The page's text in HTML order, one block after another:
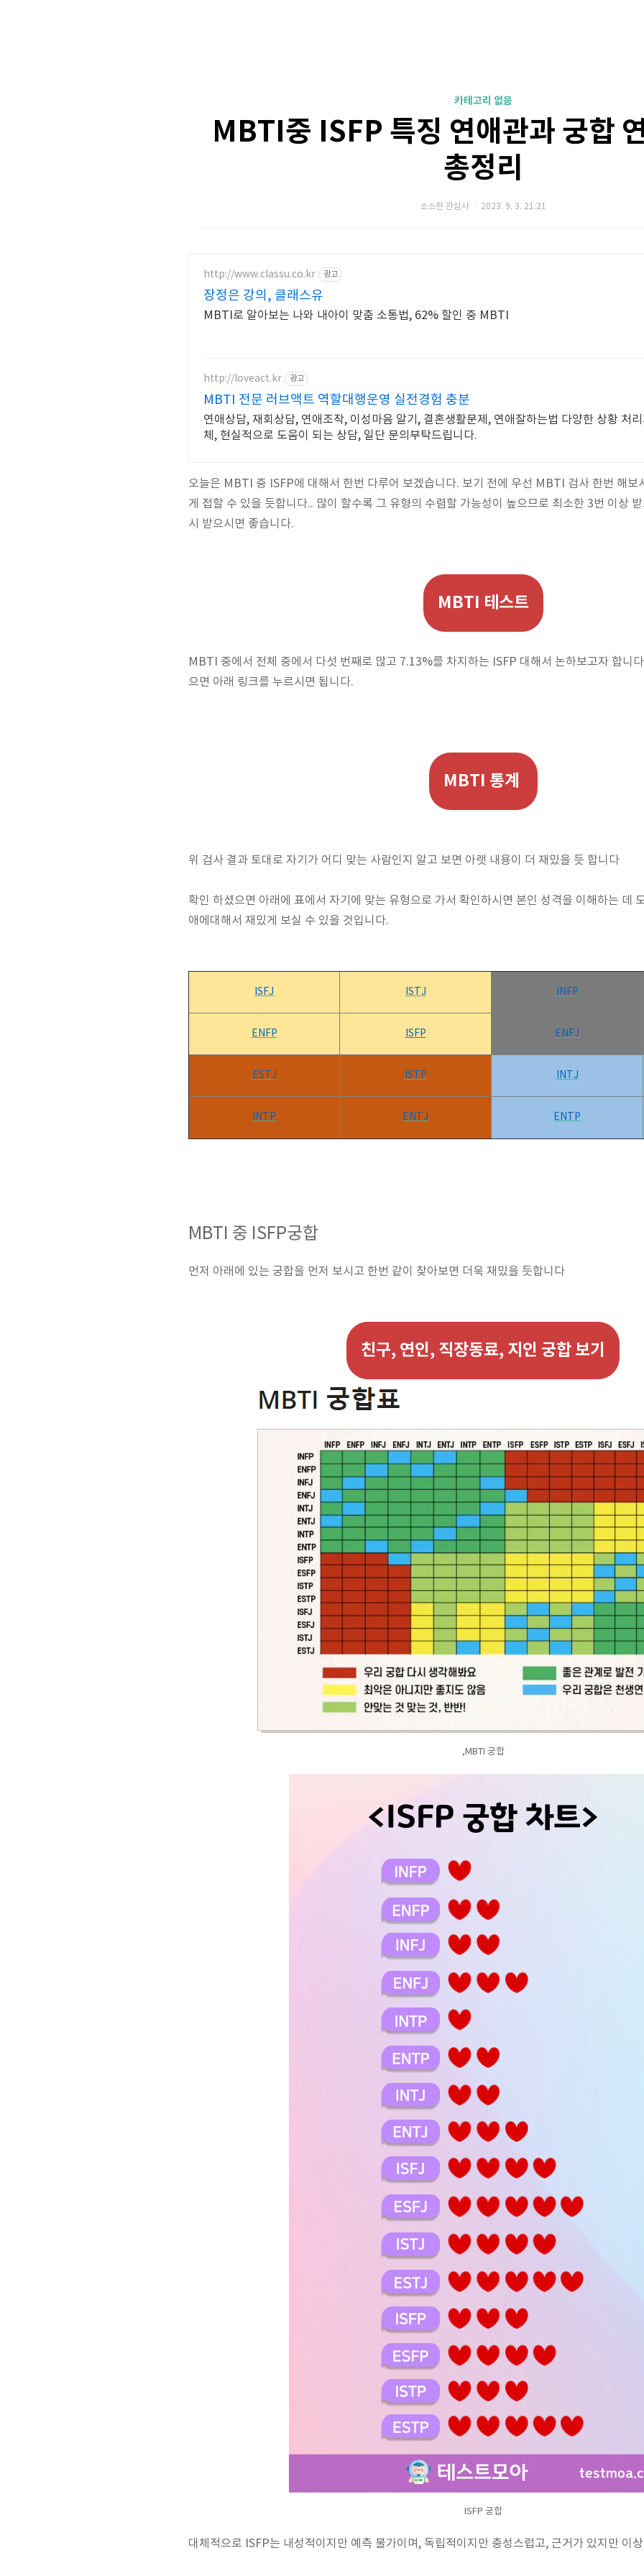
카테고리 없음
MBTI중 ISFP 특징 연애관과 궁합
총정리
소소한 관심사 2023. 9. 3. 21:21
http://www.classu.co.kr 광고
장정은 강의, 클래스유
MBTI로 알아보는 나와 내아이 맞춤 소통법, 62% 할인 중 MBTI
http://loveact.kr 광고
MBTI 전문 러브액트 역할대행운영 실전경험 충분
연애상담, 재회상담, 연애조작, 이성마음 알기, 결혼생활문제, 연애잘하는법 다양한 상황 처리
체, 현실적으로 도움이 되는 상담, 일단 문의부탁드립니다.
오늘은 MBTI 중 ISFP에 대해서 한번 다루어 보겠습니다. 보기 전에 우선 MBTI 검사 한번 해보
게 접할 수 있을 듯합니다.. 많이 할수록 그 유형의 수렴할 가능성이 높으므로 최소한 3번 이상
시 받으시면 좋습니다.
MBTI 테스트
MBTI 중에서 전체 중에서 다섯 번째로 많고 7.13%를 차지하는 ISFP 대해서 논하보고자 합니
으면 아래 링크를 누르시면 됩니다.
MBTI 통계
위 검사 결과 토대로 자기가 어디 맞는 사람인지 알고 보면 아랫 내용이 더 재밌을 듯 합니다
확인 하셨으면 아래에 표에서 자기에 맞는 유형으로 가서 확인하시면 본인 성격을 이해하는 데
애에대해서 재밌게 보실 수 있을 것입니다.
ISFJ ISTJ INFP
ENFP ISFP ENFJ
ESTJ ISTP INTJ
INTP ENTJ ENTP
MBTI 중 ISFP궁합
먼저 아래에 있는 궁합을 먼저 보시고 한번 같이 찾아보면 더욱 재밌을 듯합니다
친구, 연인, 직장동료, 지인 궁합 보기
,MBTI 궁합
ISFP 궁합
대체적으로 ISFP는 내성적이지만 예측 불가이며, 독립적이지만 충성스럽고, 근거가 있지만 이